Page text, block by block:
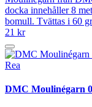
docka innehåller 8
bomull. Tvättas i 60
21 kr
Rea
DMC Moulinégarn